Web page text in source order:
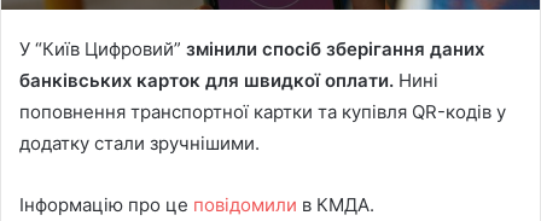
У “Київ Цифровий” змінили спосіб зберігання даних
банківських карток для швидкої оплати. Нині
поповнення транспортної картки та купівля QR-кодів у
додатку стали зручнішими.
Інформацію про це повідомили в КМДА.